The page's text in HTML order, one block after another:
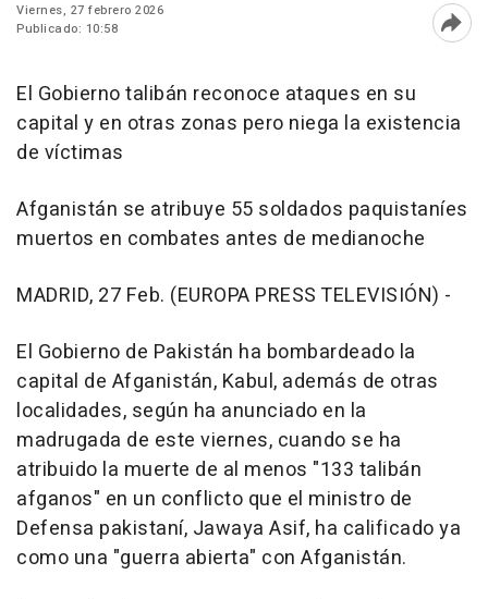
Viernes, 27 febrero 2026
Publicado: 10:58
El Gobierno talibán reconoce ataques en su
capital y en otras zonas pero niega la existencia
de víctimas
Afganistán se atribuye 55 soldados paquistaníes
muertos en combates antes de medianoche
MADRID, 27 Feb. (EUROPA PRESS TELEVISIÓN) -
El Gobierno de Pakistán ha bombardeado la
capital de Afganistán, Kabul, además de otras
localidades, según ha anunciado en la
madrugada de este viernes, cuando se ha
atribuido la muerte de al menos "133 talibán
afganos" en un conflicto que el ministro de
Defensa pakistaní, Jawaya Asif, ha calificado ya
como una "guerra abierta" con Afganistán.